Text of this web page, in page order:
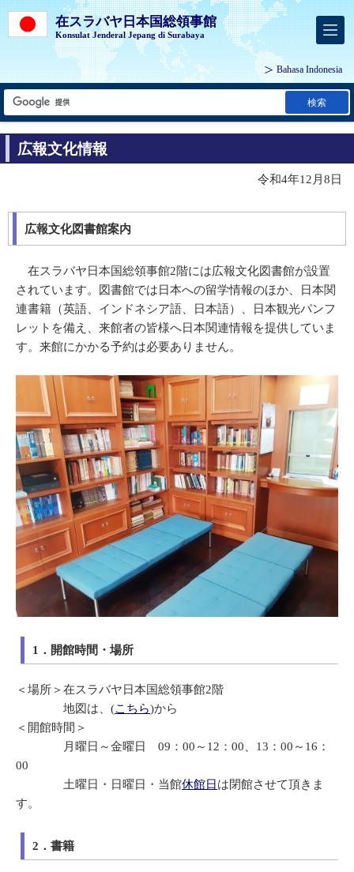
在スラバヤ日本国総領事館
Konsulat Jenderal Jepang di Surabaya
Bahasa Indonesia
検索
広報文化情報
令和4年12月8日
広報文化図書館案内
在スラバヤ日本国総領事館2階には広報文化図書館が設置
されています。図書館では日本への留学情報のほか、日本関
連書籍（英語、インドネシア語、日本語）、日本観光パンフ
レットを備え、来館者の皆様へ日本関連情報を提供していま
す。来館にかかる予約は必要ありません。
1．開館時間・場所
＜場所＞在スラバヤ日本国総領事館2階
地図は、(こちら)から
＜開館時間＞
月曜日～金曜日 09：00～12：00、13：00～16：
00
土曜日・日曜日・当館休館日 は閉館させて頂きま
す。
2．書籍